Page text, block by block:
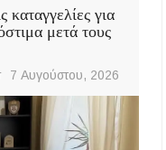
καταγγελίες για
μετά τους
7 Αυγούστου, 2026